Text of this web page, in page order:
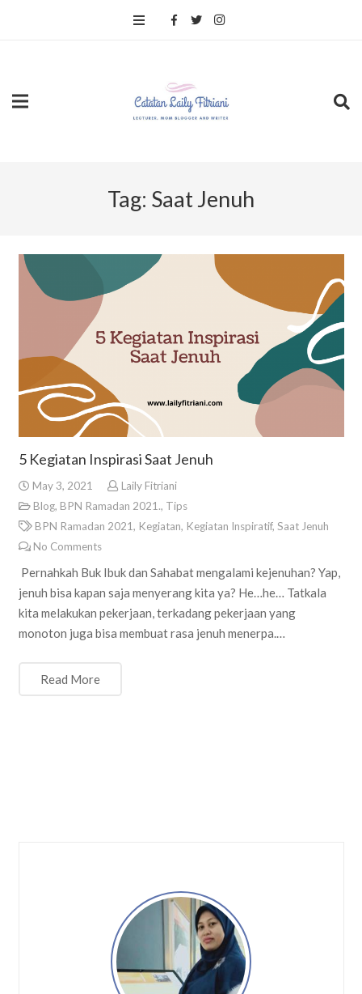
Tag: Saat Jenuh
5 Kegiatan Inspirasi Saat Jenuh
May 3, 2021
Laily Fitriani
Blog, BPN Ramadan 2021., Tips
BPN Ramadan 2021, Kegiatan, Kegiatan Inspiratif, Saat Jenuh
No Comments
Pernahkah Buk Ibuk dan Sahabat mengalami kejenuhan? Yap,
jenuh bisa kapan saja menyerang kita ya? He…he… Tatkala
kita melakukan pekerjaan, terkadang pekerjaan yang
monoton juga bisa membuat rasa jenuh menerpa.…
Read More